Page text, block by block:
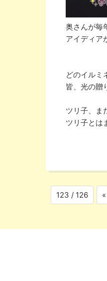
奥さんが毎
アイディア
どのイルミ
皆、光の贈
ツリ子、ま
ツリ子とは
123 / 126